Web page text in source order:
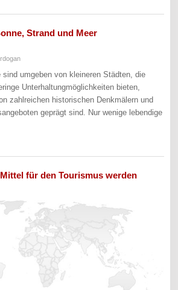
Strand und Meer
umgeben von kleineren Städten, die
Unterhaltungmöglichkeiten bieten,
zahlreichen historischen Denkmälern und
geprägt sind. Nur wenige lebendige
für den Tourismus werden